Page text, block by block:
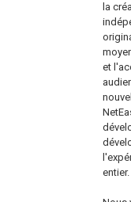
la
et
entier.